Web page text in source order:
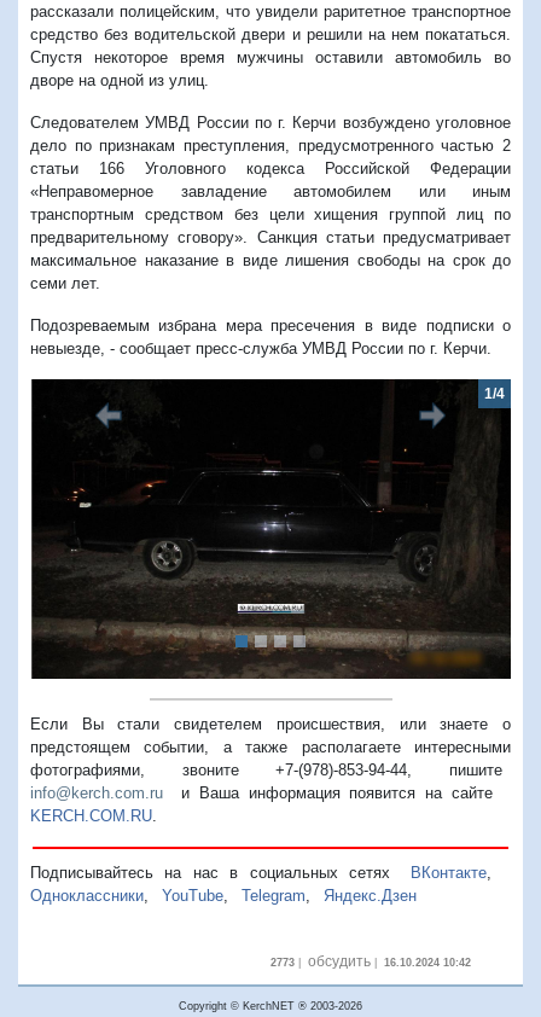
рассказали полицейским, что увидели раритетное транспортное
средство без водительской двери и решили на нем покататься.
Спустя некоторое время мужчины оставили автомобиль во
дворе на одной из улиц.
Следователем УМВД России по г. Керчи возбуждено уголовное
дело по признакам преступления, предусмотренного частью 2
статьи 166 Уголовного кодекса Российской Федерации
«Неправомерное завладение автомобилем или иным
транспортным средством без цели хищения группой лиц по
предварительному сговору». Санкция статьи предусматривает
максимальное наказание в виде лишения свободы на срок до
семи лет.
Подозреваемым избрана мера пресечения в виде подписки о
невыезде, - сообщает пресс-служба УМВД России по г. Керчи.
1/4
Предыдущий
Если Вы стали свидетелем происшествия, или знаете о
предстоящем событии, а также располагаете интересными
фотографиями, звоните +7-(978)-853-94-44, пишите
info@kerch.com.ru и Ваша информация появится на сайте
KERCH.COM.RU.
Подписывайтесь на нас в социальных сетях ВКонтакте,
Одноклассники, YouTube, Telegram, Яндекс.Дзен
2773| обсудить| 16.10.2024 10:42
Copyright © KerchNET ® 2003-2026